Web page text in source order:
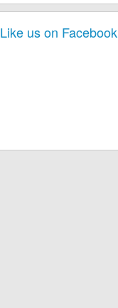
Like us on Facebook